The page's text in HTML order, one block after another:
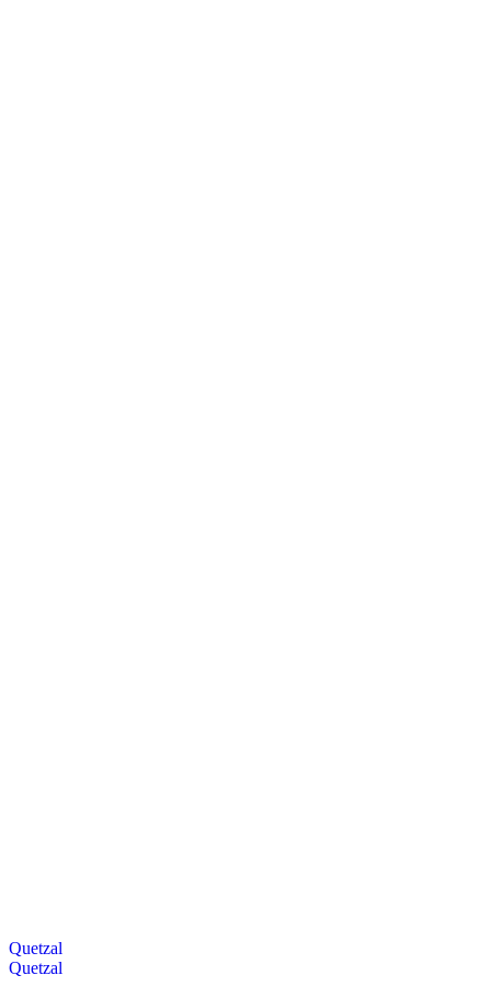
Quetzal
Quetzal